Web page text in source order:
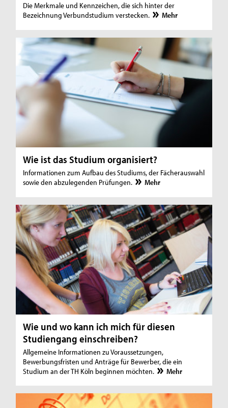
Die Merkmale und Kennzeichen, die sich hinter der
Bezeichnung Verbundstudium verstecken.
Mehr
Wie ist das Studium organisiert?
Informationen zum Aufbau des Studiums, der Fächerauswahl
sowie den abzulegenden Prüfungen.
Mehr
Wie und wo kann ich mich für diesen
Studiengang einschreiben?
Allgemeine Informationen zu Voraussetzungen,
Bewerbungsfristen und Anträge für Bewerber, die ein
Studium an der TH Köln beginnen möchten.
Mehr